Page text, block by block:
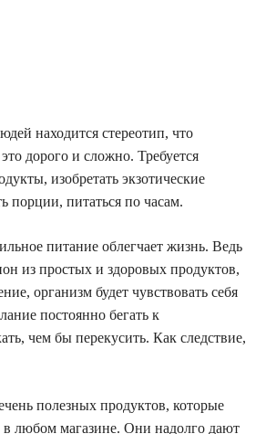
находится стереотип, что
дорого и сложно. Требуется
изобретать экзотические
порции, питаться по часам.
питание облегчает жизнь. Ведь
из простых и здоровых продуктов,
организм будет чувствовать себя
постоянно бегать к
чем бы перекусить. Как следствие,
полезных продуктов, которые
любом магазине. Они надолго дают